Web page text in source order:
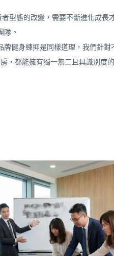
型態的改變，需要不斷進化成長
。
健身練抑是同樣道理，我們針對
，都能擁有獨一無二且具識別度